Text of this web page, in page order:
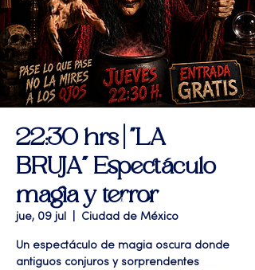
22:30 hrs | "LA
BRUJA" Espectáculo
magia y terror
jue, 09 jul Ciudad de México
Un espectáculo de magia oscura donde
antiguos conjuros y sorprendentes